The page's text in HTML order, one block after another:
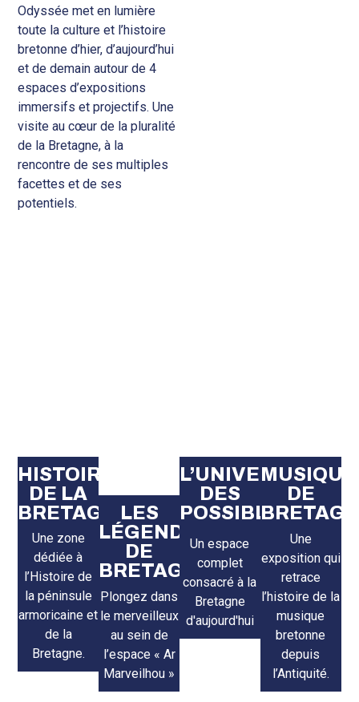
Odyssée met en lumière
toute la culture et l’histoire
bretonne d’hier, d’aujourd’hui
et de demain autour de 4
espaces d’expositions
immersifs et projectifs. Une
visite au cœur de la pluralité
de la Bretagne, à la
rencontre de ses multiples
facettes et de ses
potentiels.
HISTOIRE
DE LA
BRETAGNE
Une zone
dédiée à
l’Histoire de
la péninsule
armoricaine et
de la
Bretagne.
LES
LÉGENDES
DE
BRETAGNE
Plongez dans
le merveilleux
au sein de
l’espace « Ar
Marveilhou »
L’UNIVERS
DES
POSSIBLES
Un espace
complet
consacré à la
Bretagne
d'aujourd'hui
DE
Une
exposition qui
retrace
l’histoire de la
musique
bretonne
depuis
l’Antiquité.